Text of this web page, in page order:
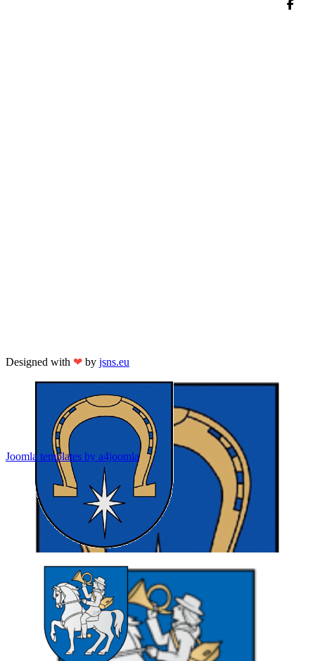
Designed with ❤ by jsns.eu
Joomla templates by a4joomla